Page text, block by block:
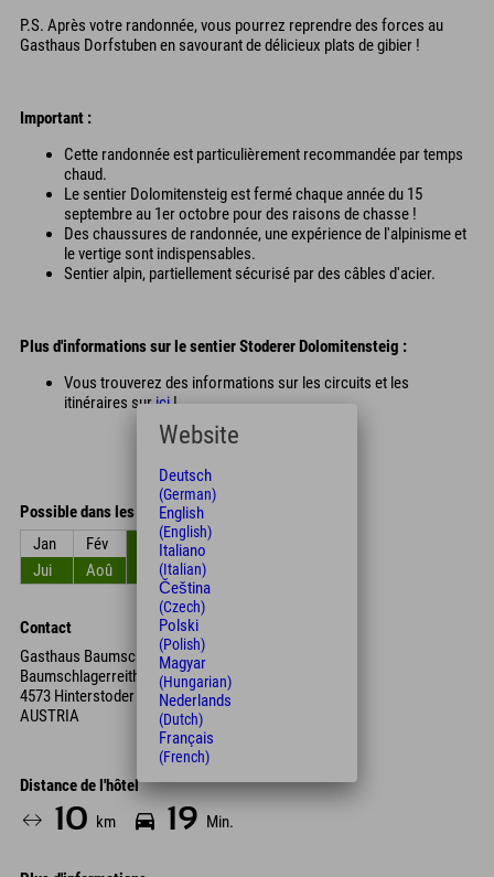
P.S. Après votre randonnée, vous pourrez reprendre des forces au
Gasthaus Dorfstuben en savourant de délicieux plats de gibier !
Important :
Cette randonnée est particulièrement recommandée par temps
chaud.
Le sentier Dolomitensteig est fermé chaque année du 15
septembre au 1er octobre pour des raisons de chasse !
Des chaussures de randonnée, une expérience de l'alpinisme et
le vertige sont indispensables.
Sentier alpin, partiellement sécurisé par des câbles d'acier.
Plus d'informations sur le sentier Stoderer Dolomitensteig :
Vous trouverez des informations sur les circuits et les
itinéraires sur ici !
Possible dans les mois
Jan
Fév Mar Avr
Jui
Aoû Sep Oct
Contact
Gasthaus Baumschlagerreith
Baumschlagerreith 2
4573 Hinterstoder
AUSTRIA
Distance de l'hôtel
10 km 19 Min.
Website
Deutsch
(German)
English
(English)
Italiano
(Italian)
Čeština
(Czech)
Polski
(Polish)
Magyar
(Hungarian)
Nederlands
(Dutch)
Français
(French)